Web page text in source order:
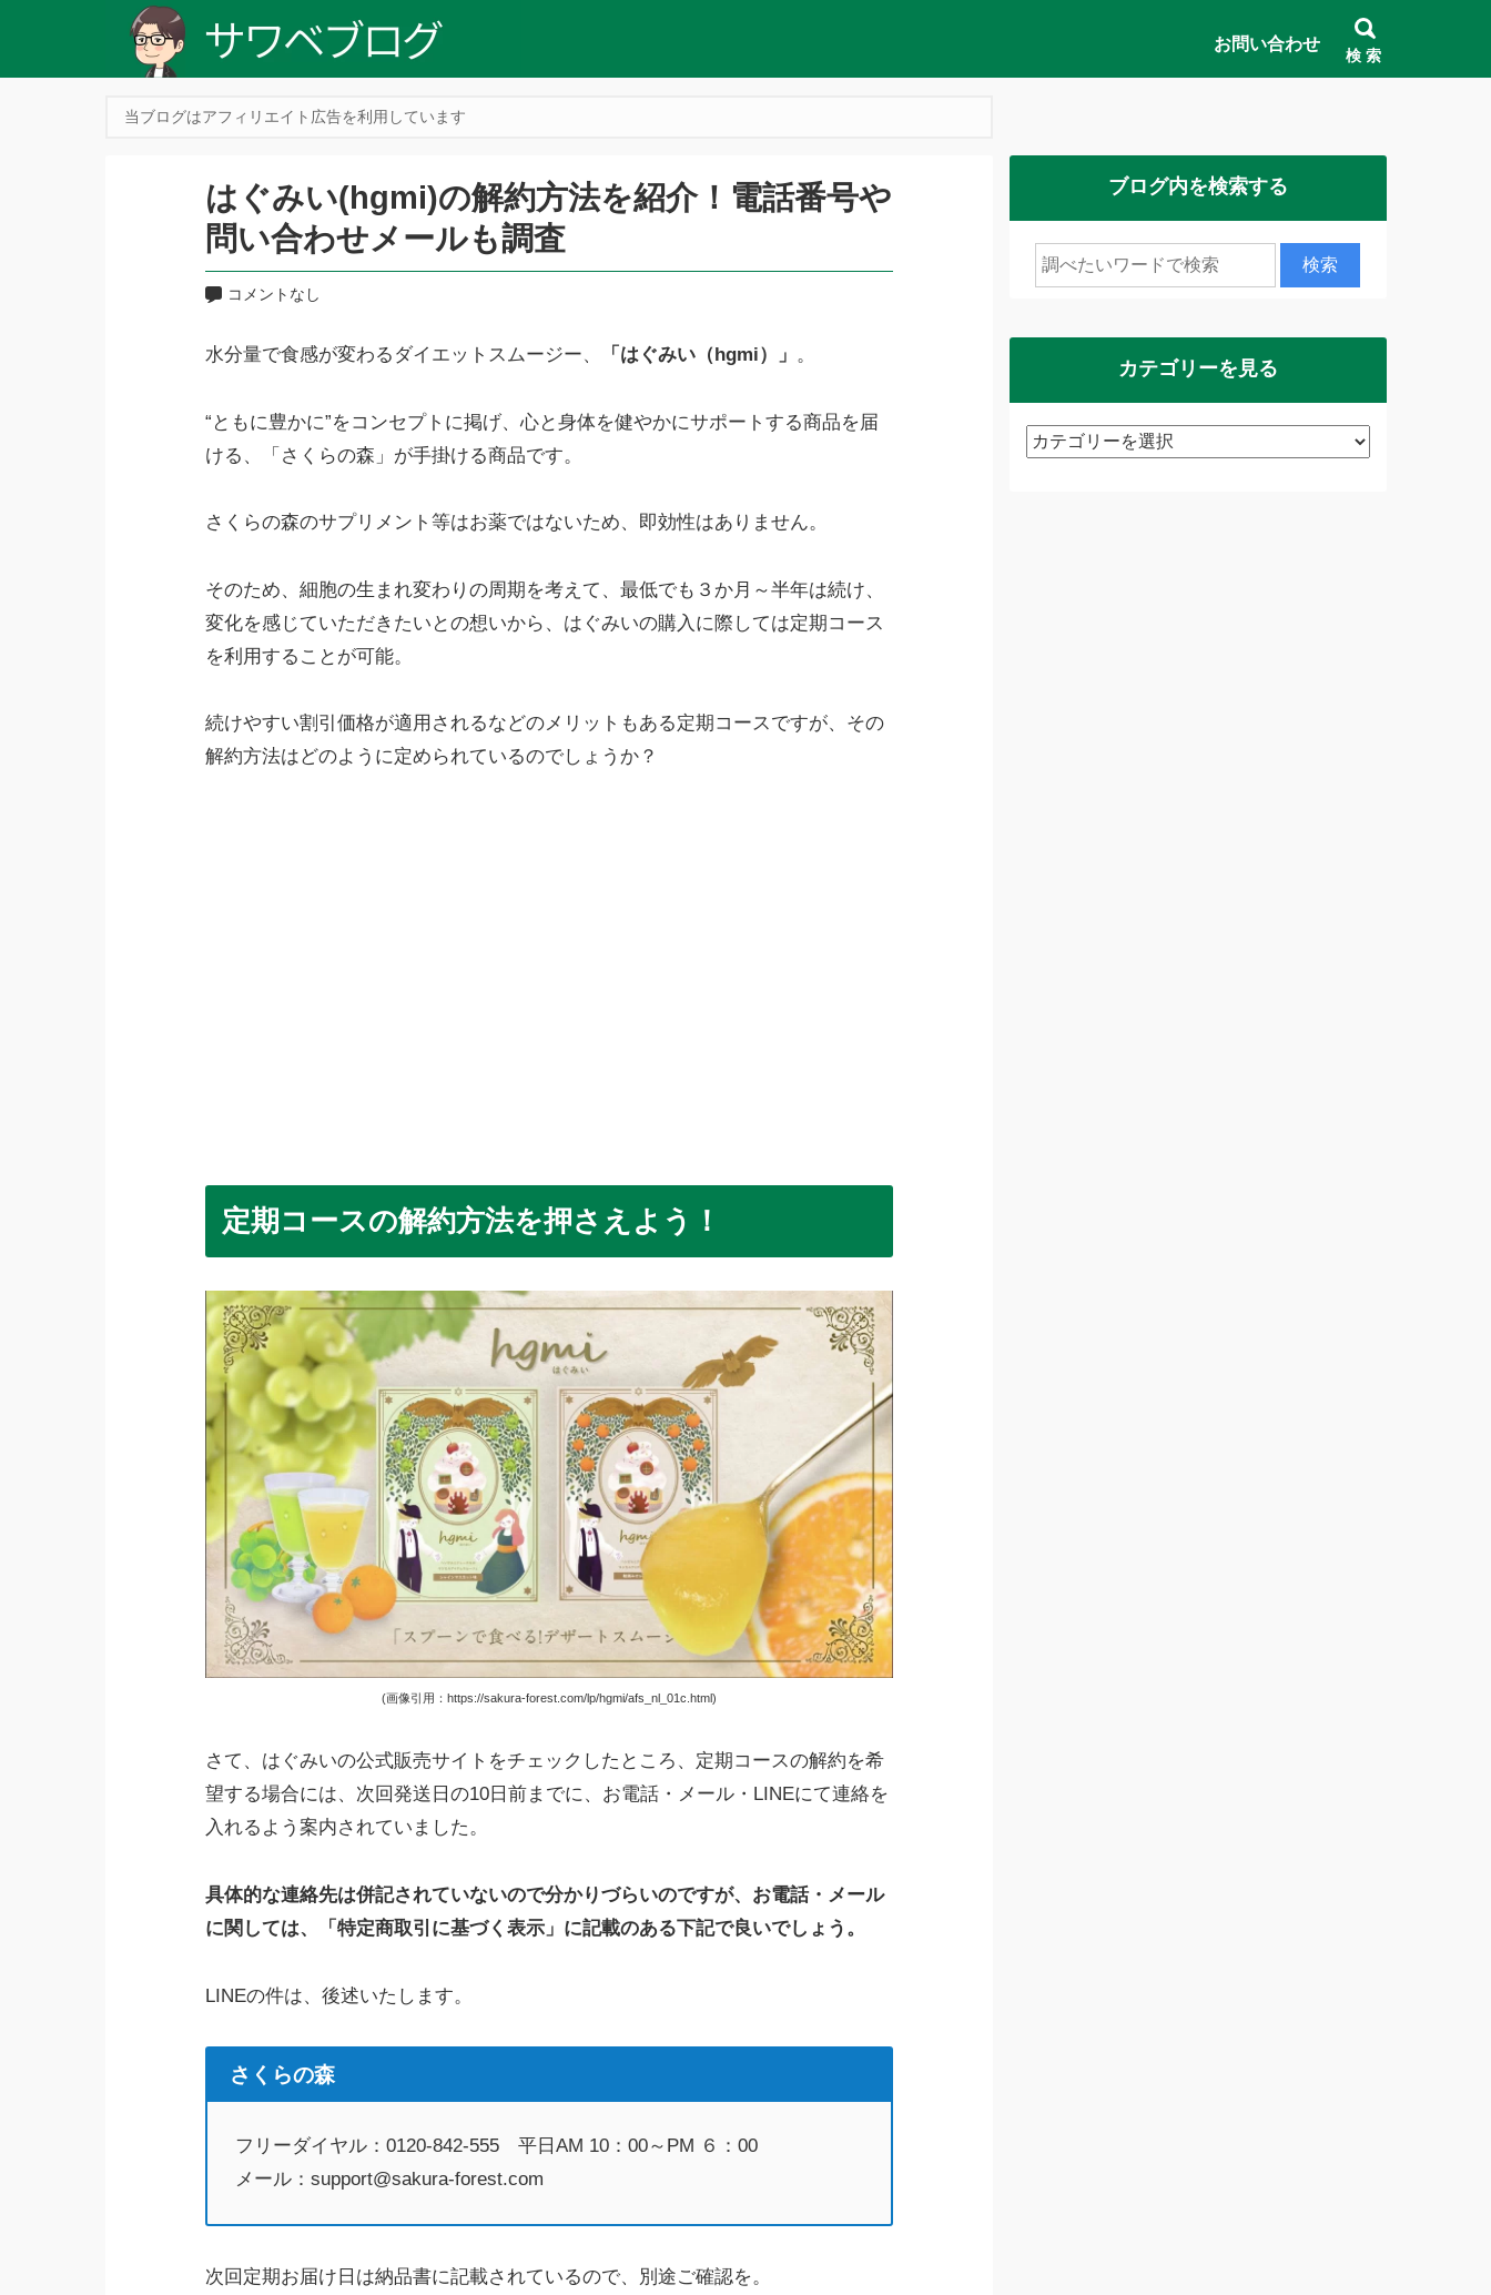
お問い合わせ
検 索
当ブログはアフィリエイト広告を利用しています
はぐみい(hgmi)の解約方法を紹介！電話番号や
問い合わせメールも調査
コメントなし
水分量で食感が変わるダイエットスムージー、 「はぐみい（hgmi）」 。
“ともに豊かに”をコンセプトに掲げ、心と身体を健やかにサポートする商品を届
ける、「さくらの森」が手掛ける商品です。
さくらの森のサプリメント等はお薬ではないため、即効性はありません。
そのため、細胞の生まれ変わりの周期を考えて、最低でも３か月～半年は続け、
変化を感じていただきたいとの想いから、はぐみいの購入に際しては定期コース
を利用することが可能。
続けやすい割引価格が適用されるなどのメリットもある定期コースですが、その
解約方法はどのように定められているのでしょうか？
定期コースの解約方法を押さえよう！
(画像引用：https://sakura-forest.com/lp/hgmi/afs_nl_01c.html)
さて、はぐみいの公式販売サイトをチェックしたところ、定期コースの解約を希
望する場合には、次回発送日の10日前までに、お電話・メール・LINEにて連絡を
入れるよう案内されていました。
具体的な連絡先は併記されていないので分かりづらいのですが、お電話・メール
に関しては、「特定商取引に基づく表示」に記載のある下記で良いでしょう。
LINEの件は、後述いたします。
さくらの森
フリーダイヤル：0120-842-555 平日AM 10：00～PM ６：00
メール：support@sakura-forest.com
次回定期お届け日は納品書に記載されているので、別途ご確認を。
ブログ内を検索する
カテゴリーを見る
カ